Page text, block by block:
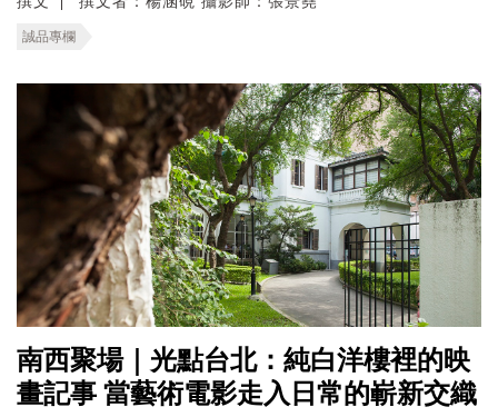
誠品專欄
南西聚場｜光點台北：純白洋樓裡的映
畫記事 當藝術電影走入日常的嶄新交織